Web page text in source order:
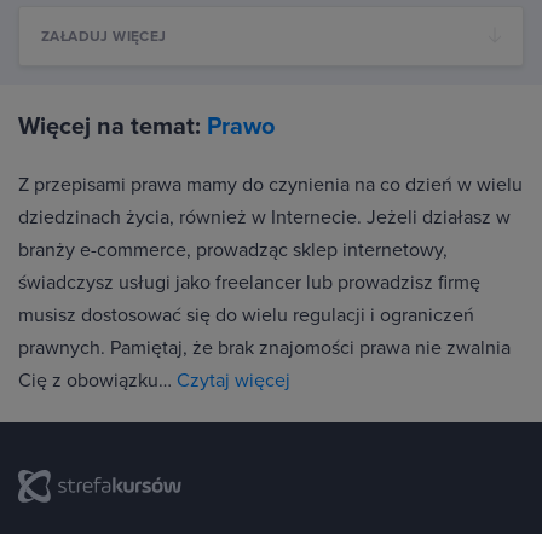
ZAŁADUJ WIĘCEJ
Więcej na temat: Prawo
Z przepisami prawa mamy do czynienia na co dzień w wielu
dziedzinach życia, również w Internecie. Jeżeli działasz w
branży e-commerce, prowadząc sklep internetowy,
świadczysz usługi jako freelancer lub prowadzisz firmę
musisz dostosować się do wielu regulacji i ograniczeń
prawnych. Pamiętaj, że brak znajomości prawa nie zwalnia
Cię z obowiązku… Czytaj więcej